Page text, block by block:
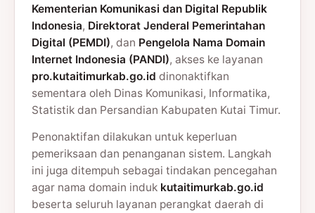
Kementerian Komunikasi dan Digital Republik
Indonesia, Direktorat Jenderal Pemerintahan
Digital (PEMDI), dan Pengelola Nama Domain
Internet Indonesia (PANDI), akses ke layanan
pro.kutaitimurkab.go.id dinonaktifkan
sementara oleh Dinas Komunikasi, Informatika,
Statistik dan Persandian Kabupaten Kutai Timur.
Penonaktifan dilakukan untuk keperluan
pemeriksaan dan penanganan sistem. Langkah
ini juga ditempuh sebagai tindakan pencegahan
agar nama domain induk kutaitimurkab.go.id
beserta seluruh layanan perangkat daerah di